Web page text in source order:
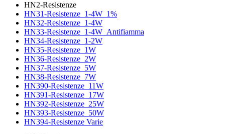
HN2-Resistenze
HN31-Resistenze_1-4W_1%
HN32-Resistenze_1-4W
HN33-Resistenze_1-4W_Antifiamma
HN34-Resistenze_1-2W
HN35-Resistenze_1W
HN36-Resistenze_2W
HN37-Resistenze_5W
HN38-Resistenze_7W
HN390-Resistenze_11W
HN391-Resistenze_17W
HN392-Resistenze_25W
HN393-Resistenze_50W
HN394-Resistenze Varie